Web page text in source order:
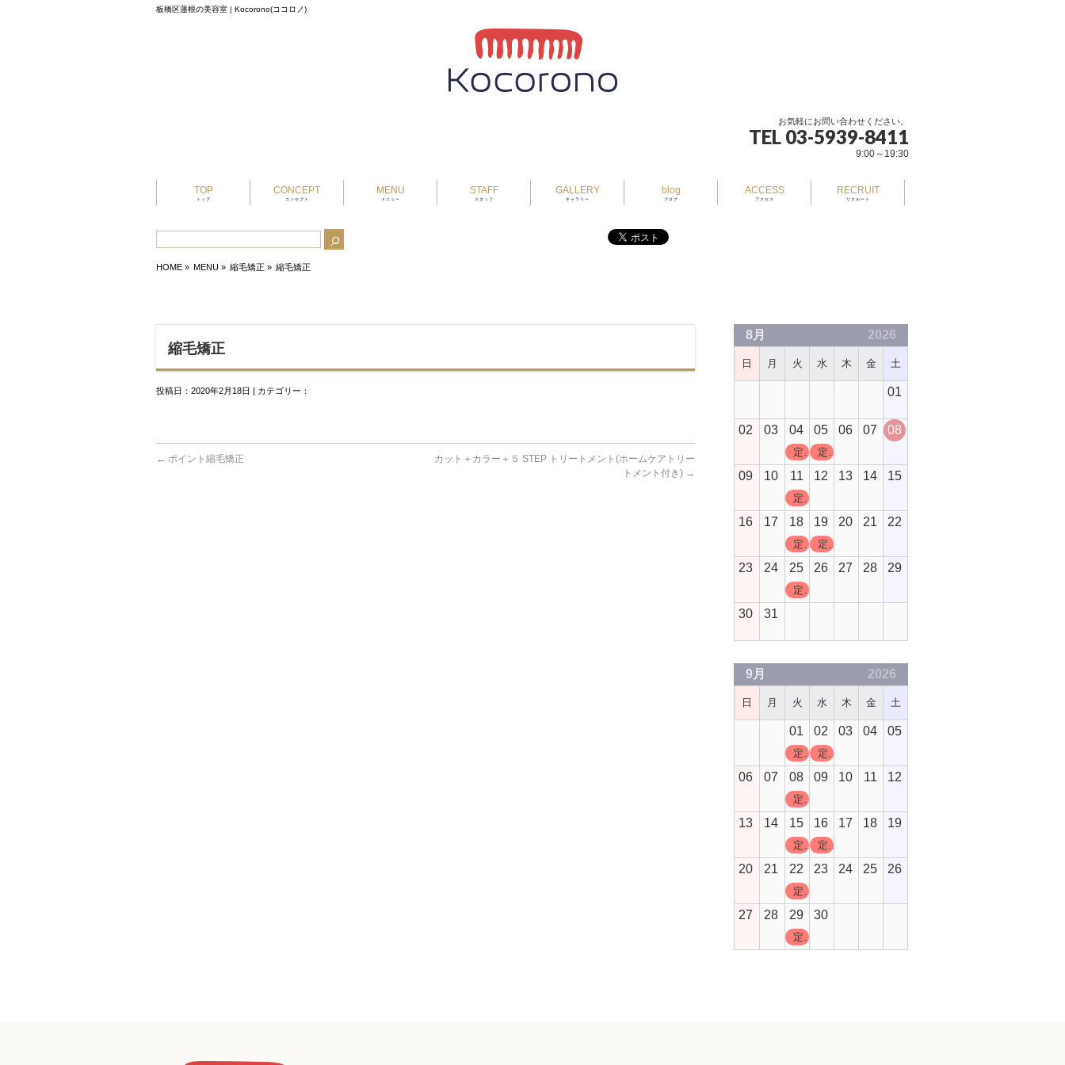
板橋区蓮根の美容室 | Kocorono(ココロノ)
お気軽にお問い合わせください。
TEL 03-5939-8411
9:00～19:30
TOP
トップ
CONCEPT
コンセプト
MENU
メニュー
STAFF
スタッフ
GALLERY
ギャラリー
blog
ブログ
ACCESS
アクセス
RECRUIT
リクルート
HOME » MENU » 縮毛矯正 » 縮毛矯正
縮毛矯正
投稿日：2020年2月18日 | カテゴリー：
← ポイント縮毛矯正
カット＋カラー＋５ STEP トリートメント(ホームケアトリー
トメント付き) →
8月 2026
日 月 火 水 木 金 土
01
02 03 04
定休日
05
定休日
06 07 08
09 10 11
定休日
12 13 14 15
16 17 18
定休日
19
定休日
20 21 22
23 24 25
定休日
26 27 28 29
30 31
9月 2026
日 月 火 水 木 金 土
01
定休日
02
定休日
03 04 05
06 07 08
定休日
09 10 11 12
13 14 15
定休日
16
定休日
17 18 19
20 21 22
定休日
23 24 25 26
27 28 29
定休日
30